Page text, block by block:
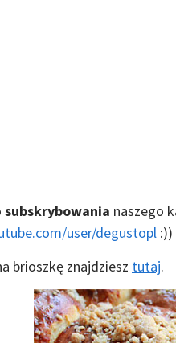
subskrybowania naszego
user/degustopl :))
brioszkę znajdziesz tutaj.